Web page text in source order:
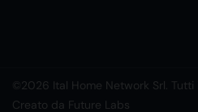
©2026 Ital Home Network Srl. Tutti
Creato da Future Labs